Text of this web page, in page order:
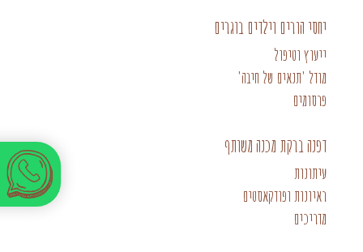
יחסי הורים וילדים בוגרים
ייעוץ וטיפול
מודל 'תנאים של חיבה'
פרסומים
דפנה ברקת מכנה משותף
עיתונות
ראיונות ופודקאסטים
מדריכים